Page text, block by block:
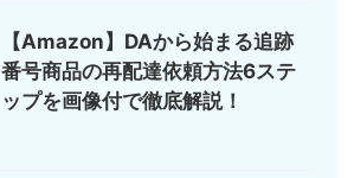
【Amazon】DAから始まる追跡
番号商品の再配達依頼方法6ステ
ップを画像付で徹底解説！